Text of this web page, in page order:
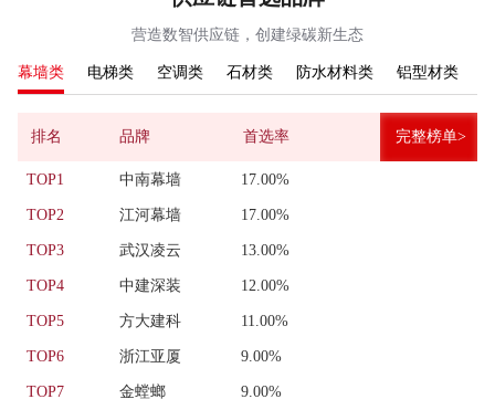
营造数智供应链，创建绿碳新生态
幕墙类 电梯类 空调类 石材类 防水材料类 铝型材类
排名 品牌 首选率 完整榜单>
TOP1 中南幕墙 17.00%
TOP2 江河幕墙 17.00%
TOP3 武汉凌云 13.00%
TOP4 中建深装 12.00%
TOP5 方大建科 11.00%
TOP6 浙江亚厦 9.00%
TOP7 金螳螂 9.00%